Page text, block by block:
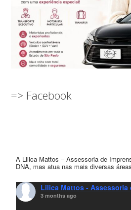
=> Facebook
A Lilica Mattos – Assessoria de
DNA, mas atua nas mais diversas áreas
Lilica Mattos - Assessoria
3 months ago